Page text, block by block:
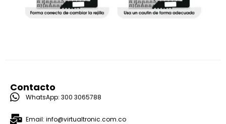
Contacto
WhatsApp: 300 3065788
Email: info@virtualtronic.com.co